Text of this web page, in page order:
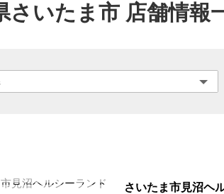
さいたま市 店舗情報
さいたま市見沼ヘ